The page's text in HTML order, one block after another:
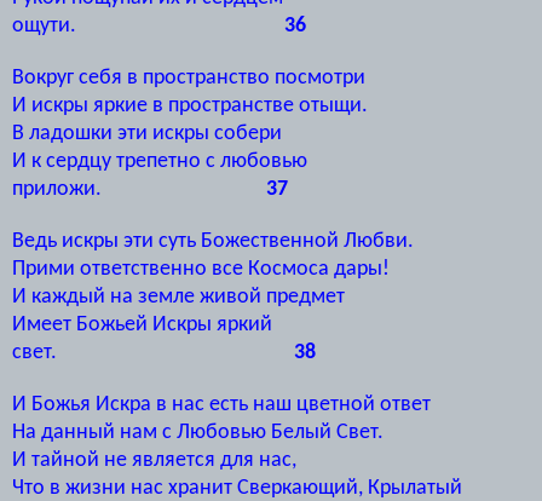
ощути. 36
Вокруг себя в пространство посмотри
И искры яркие в пространстве отыщи.
В ладошки эти искры собери
И к сердцу трепетно с любовью
приложи. 37
Ведь искры эти суть Божественной Любви.
Прими ответственно все Космоса дары!
И каждый на земле живой предмет
Имеет Божьей Искры яркий
свет. 38
И Божья Искра в нас есть наш цветной ответ
На данный нам с Любовью Белый Свет.
И тайной не является для нас,
Что в жизни нас хранит Сверкающий, Крылатый